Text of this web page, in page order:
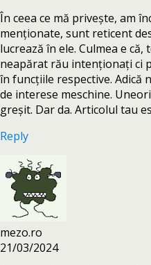
În ceea ce mă privește, am
menționate, sunt reticent
lucrează în ele. Culmea e
neapărat rău intenționați ci
în funcțiile respective. Adică
de interese meschine.
greșit. Dar da. Articolul tau
Reply
mezo.ro
21/03/2024